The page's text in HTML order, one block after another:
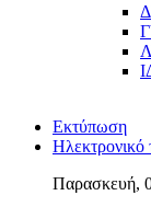
Εκτύπωση
Ηλεκτρονικό
Παρασκευή,